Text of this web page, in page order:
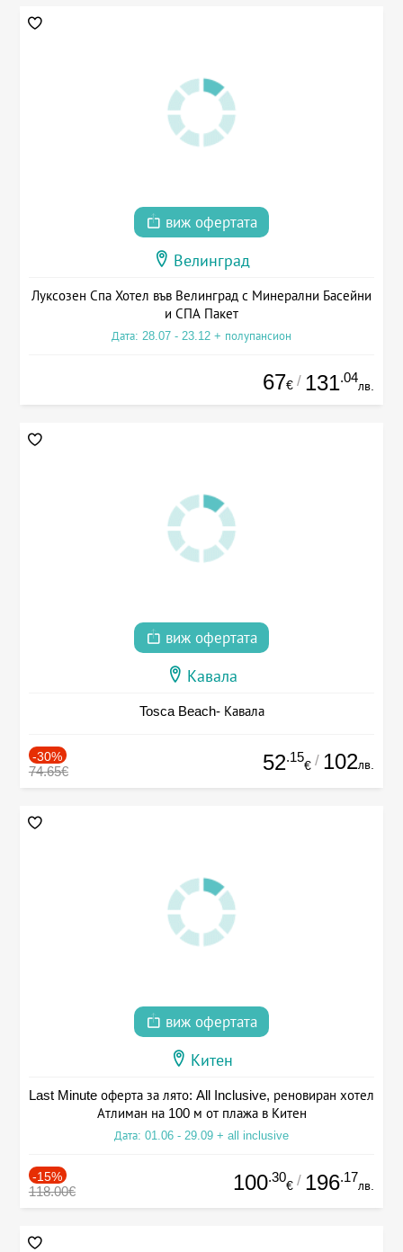
виж офертата
Велинград
Луксозен Спа Хотел във Велинград с Минерални Басейни
и СПА Пакет
Дата: 28.07 - 23.12 + полупансион
67€ / 131.04
лв.
виж офертата
Кавала
Tosca Beach- Кавала
-30%
74.65€ 52.15
€ / 102лв.
виж офертата
Китен
Last Minute оферта за лято: All Inclusive, реновиран хотел
Атлиман на 100 м от плажа в Китен
Дата: 01.06 - 29.09 + all inclusive
-15%
118.00€ 100.30
€ / 196.17
лв.